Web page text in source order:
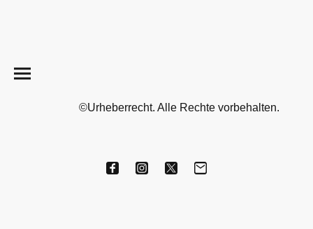
©Urheberrecht. Alle Rechte vorbehalten.